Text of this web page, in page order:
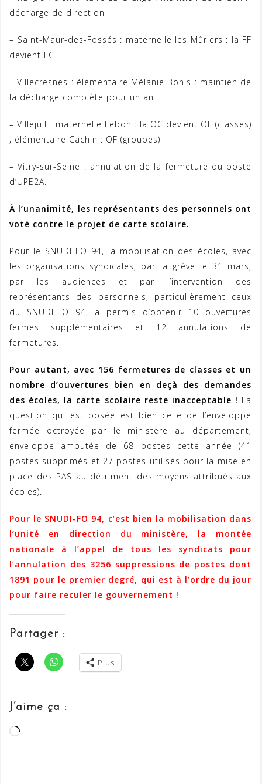
décharge de direction
– Saint-Maur-des-Fossés : maternelle les Mûriers : la FF
devient FC
– Villecresnes : élémentaire Mélanie Bonis : maintien de
la décharge complète pour un an
– Villejuif : maternelle Lebon : la OC devient OF (classes)
; élémentaire Cachin : OF (groupes)
– Vitry-sur-Seine : annulation de la fermeture du poste
d’UPE2A.
À l’unanimité, les représentants des personnels ont
voté contre le projet de carte scolaire.
Pour le SNUDI-FO 94, la mobilisation des écoles, avec
les organisations syndicales, par la grève le 31 mars,
par les audiences et par l’intervention des
représentants des personnels, particulièrement ceux
du SNUDI-FO 94, a permis d’obtenir 10 ouvertures
fermes supplémentaires et 12 annulations de
fermetures.
Pour autant, avec 156 fermetures de classes et un
nombre d’ouvertures bien en deçà des demandes
des écoles, la carte scolaire reste inacceptable ! La
question qui est posée est bien celle de l’enveloppe
fermée octroyée par le ministère au département,
enveloppe amputée de 68 postes cette année (41
postes supprimés et 27 postes utilisés pour la mise en
place des PAS au détriment des moyens attribués aux
écoles).
Pour le SNUDI-FO 94, c’est bien la mobilisation dans
l’unité en direction du ministère, la montée
nationale à l’appel de tous les syndicats pour
l’annulation des 3256 suppressions de postes dont
1891 pour le premier degré, qui est à l’ordre du jour
pour faire reculer le gouvernement !
Partager :
Plus
J’aime ça :
Chargement…